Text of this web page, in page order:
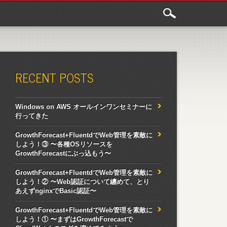
RECENT POSTS
Windows on AWS オールインワンセミナーに
行ってきた
GrowthForecast+FluentdでWeb管理を素敵に
しよう！③ 〜各種OSリソースを
GrowthForecastにぶっ込もう〜
GrowthForecast+FluentdでWeb管理を素敵に
しよう！② 〜Web認証について纏めて、とり
あえずnginxでBasic認証〜
GrowthForecast+FluentdでWeb管理を素敵に
しよう！① 〜まずはGrowthForecastで